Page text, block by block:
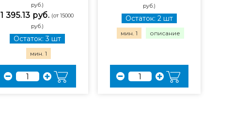
руб.)
1 395.13 руб. (от 15000
руб.)
Остаток: 3 шт
мин. 1
руб.)
Остаток: 2 шт
мин. 1 описание